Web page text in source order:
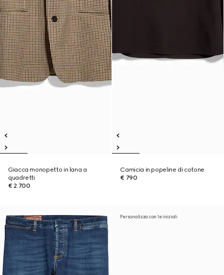
Giacca monopetto in lana a
quadretti
€ 2.700
Camicia in popeline di cotone
€ 790
Personalizza con le iniziali